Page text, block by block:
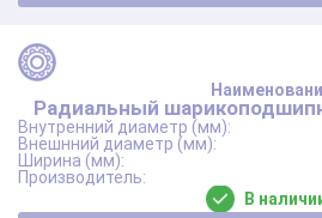
Радиальный
В